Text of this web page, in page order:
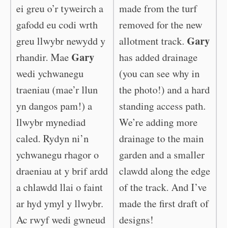
ei greu o’r tyweirch a
gafodd eu codi wrth
greu llwybr newydd y
rhandir. MaeGary
wedi ychwanegu
traeniau (mae’r llun
yn dangos pam!) a
llwybr mynediad
caled. Rydyn ni’n
ychwanegu rhagor o
draeniau at y brif ardd
a chlawdd llai o faint
ar hyd ymyl y llwybr.
Ac rwyf wedi gwneud
made from the turf
removed for the new
allotment track. Gary
has added drainage
(you can see why in
the photo!) and a hard
standing access path.
We’re adding more
drainage to the main
garden and a smaller
clawdd along the edge
of the track. And I’ve
made the first draft of
designs!